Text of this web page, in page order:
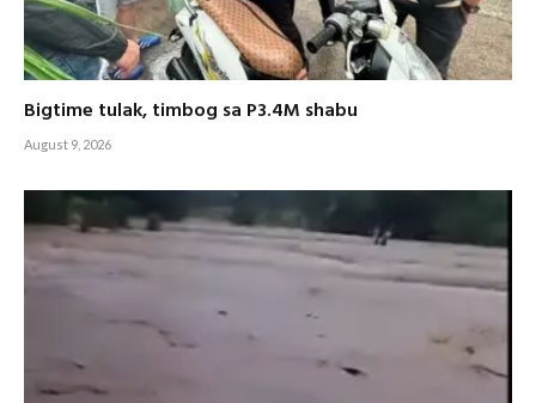
Bigtime tulak, timbog sa P3.4M shabu
August 9, 2026